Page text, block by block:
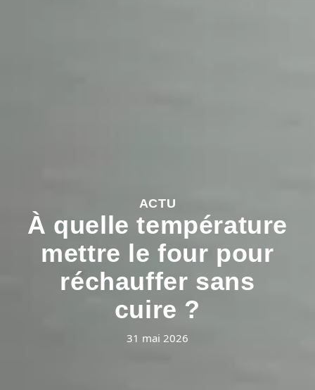
ACTU
À quelle température
mettre le four pour
réchauffer sans
cuire ?
31 mai 2026